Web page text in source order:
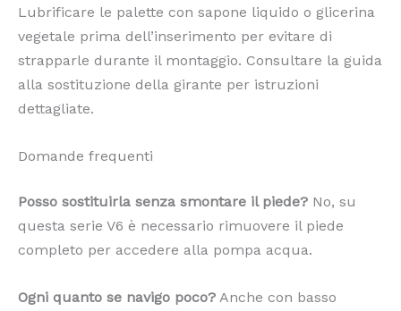
Lubrificare le palette con sapone liquido o glicerina
vegetale prima dell’inserimento per evitare di
strapparle durante il montaggio. Consultare la guida
alla sostituzione della girante per istruzioni
dettagliate.
Domande frequenti
Posso sostituirla senza smontare il piede? No, su
questa serie V6 è necessario rimuovere il piede
completo per accedere alla pompa acqua.
Ogni quanto se navigo poco? Anche con basso